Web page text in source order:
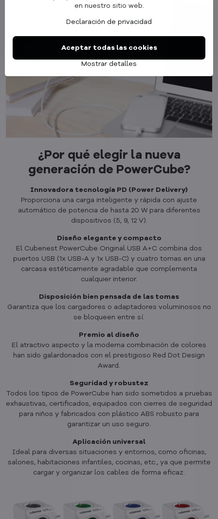
¿Por qué elegir la nueva
generación de PowerCube?
Innovadora tecnología PD (Power Delivery)
Proporciona una carga inteligente y rápida con ajuste
automático de potencia de hasta 20 W para diferentes
dispositivos (5, 9, 12 V).
Diseño elegante y compacto
El Cubenest PowerCube Original USB A+C combina dos
puertos USB (1x USB-A y 1x USB-C) y cuatro tomas en una
carcasa estéticamente agradable que complementa
cualquier interior.
Disposición bien pensada de las tomas
Garantiza que los cargadores o adaptadores voluminosos no
se bloqueen entre sí.
Premio al diseño
El atractivo aspecto y la moderna combinación de colores
han sido galardonados con el prestigioso Red Dot Design
Award.
Seguridad y robustez
Todos los tipos de PowerCube han sido sometidos a pruebas
exhaustivas, certificados, equipados con cierres de seguridad
para niños y fabricados con plástico ABS robusto para
garantizar un uso seguro.
Aplicación universal
Ideal para diversas situaciones y entornos, como oficinas,
salones, habitaciones infantiles, cocinas, etc., ya que permite
cargar y organizar los cables de forma eficaz.
en nuestro sitio web.
Declaración de privacidad
Mostrar detalles
Aceptar todas las cookies